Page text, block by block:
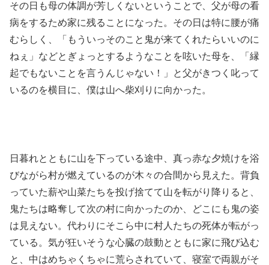
その日も母の体調が芳しくないということで、父が母の看
病をするため家に残ることになった。その日は特に腰が痛
むらしく、「もういっそのこと鬼が来てくれたらいいのに
ねぇ」などとぎょっとするようなことを呟いた母を、「縁
起でもないことを言うんじゃない！」と父がきつく叱って
いるのを横目に、僕は山へ柴刈りに向かった。
日暮れとともに山を下っている途中、真っ赤な夕焼けを浴
びながら村が燃えているのが木々の合間から見えた。背負
っていた薪や山菜たちを投げ捨てて山を転がり降りると、
鬼たちは略奪して次の村に向かったのか、どこにも鬼の姿
は見えない。代わりにそこら中に村人たちの死体が転がっ
ている。気が狂いそうな心臓の鼓動とともに家に飛び込む
と、中はめちゃくちゃに荒らされていて、寝室で両親がそ